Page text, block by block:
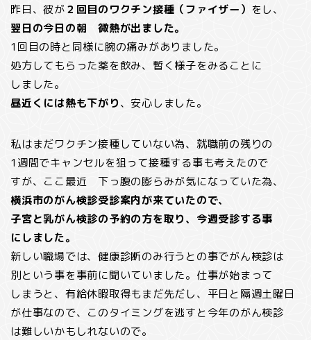
昨日、彼が２回目のワクチン接種（ファイザー） をし、
翌日の今日の朝 微熱が出ました。
1回目の時と同様に腕の痛みがありました。
処方してもらった薬を飲み、暫く様子をみることに
しました。
昼近くには熱も下がり、安心しました。
私はまだワクチン接種していない為、就職前の残りの
1週間でキャンセルを狙って接種する事も考えたので
すが、ここ最近 下っ腹の膨らみが気になっていた為、
横浜市のがん検診受診案内が来ていたので、
子宮と乳がん検診の予約の方を取り、今週受診する事
にしました。
新しい職場では、健康診断のみ行うとの事でがん検診は
別という事を事前に聞いていました。仕事が始まって
しまうと、有給休暇取得もまだ先だし、平日と隔週土曜日
が仕事なので、このタイミングを逃すと今年のがん検診
は難しいかもしれないので。